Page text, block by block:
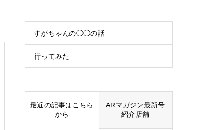
すがちゃんの◯◯の話
行ってみた
最近の記事はこちら
から
ARマガジン最新号
紹介店舗